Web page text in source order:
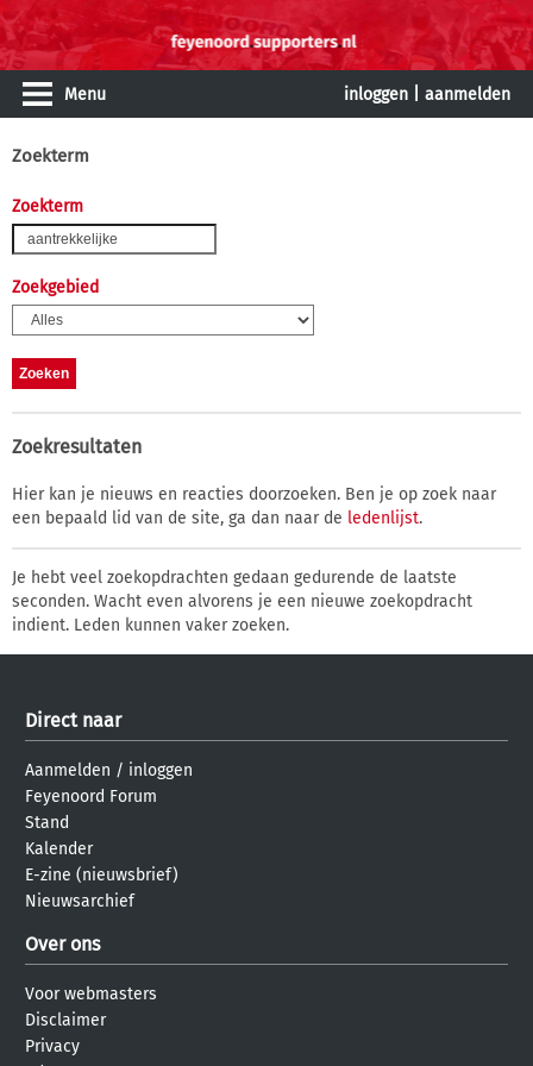
Menu inloggen aanmelden
Zoekterm
Zoekterm
Zoekgebied
Zoekresultaten
Hier kan je nieuws en reacties doorzoeken. Ben je op zoek naar
een bepaald lid van de site, ga dan naar de ledenlijst.
Je hebt veel zoekopdrachten gedaan gedurende de laatste
seconden. Wacht even alvorens je een nieuwe zoekopdracht
indient. Leden kunnen vaker zoeken.
Direct naar
Aanmelden / inloggen
Feyenoord Forum
Stand
Kalender
E-zine (nieuwsbrief)
Nieuwsarchief
Over ons
Voor webmasters
Disclaimer
Privacy